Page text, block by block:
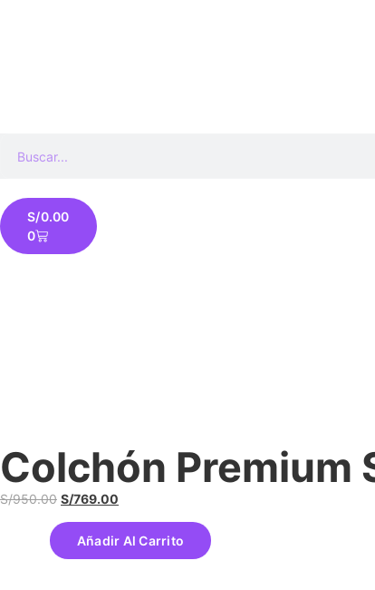
S/0.00
0
Colchón Premium
S/950.00 S/769.00
Añadir Al Carrito